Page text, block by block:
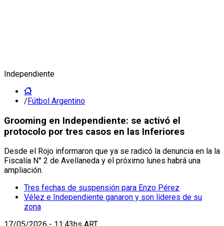
Independiente
/Fútbol Argentino
Grooming en Independiente: se activó el
protocolo por tres casos en las Inferiores
Desde el Rojo informaron que ya se radicó la denuncia en la la
Fiscalía N° 2 de Avellaneda y el próximo lunes habrá una
ampliación.
Tres fechas de suspensión para Enzo Pérez
Vélez e Independiente ganaron y son líderes de su
zona